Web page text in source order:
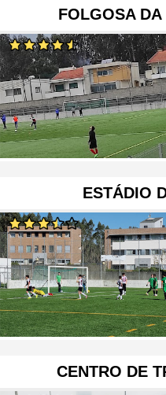
FOLGOSA
ESTÁDIO
CENTRO DE